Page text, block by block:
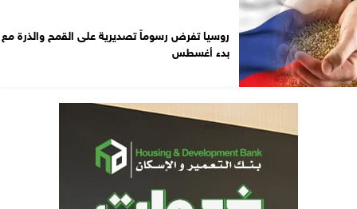
روسيا تفرض رسوماً تصديرية على القمح والذرة مع
بدء أغسطس